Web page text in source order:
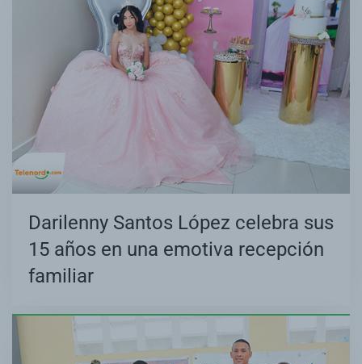
Darilenny Santos López celebra sus
15 años en una emotiva recepción
familiar